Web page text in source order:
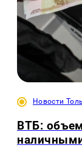
Новости
ВТБ: